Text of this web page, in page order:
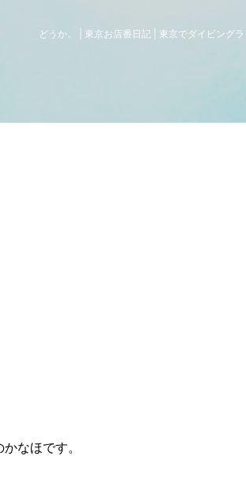
どうか。 | 東京お店番日記 | 東京でダイビング
なほです。